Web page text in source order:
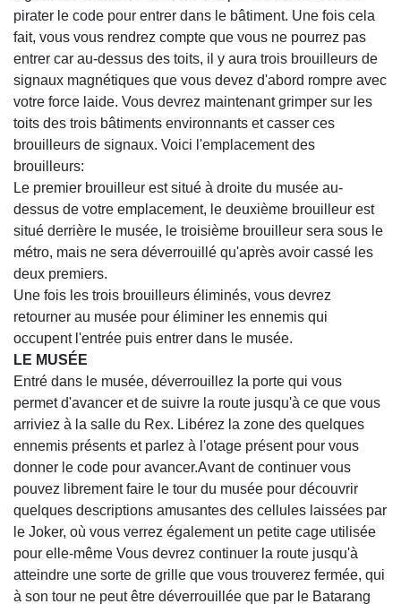
pirater le code pour entrer dans le bâtiment. Une fois cela
fait, vous vous rendrez compte que vous ne pourrez pas
entrer car au-dessus des toits, il y aura trois brouilleurs de
signaux magnétiques que vous devez d'abord rompre avec
votre force laide. Vous devrez maintenant grimper sur les
toits des trois bâtiments environnants et casser ces
brouilleurs de signaux. Voici l'emplacement des
brouilleurs:
Le premier brouilleur est situé à droite du musée au-
dessus de votre emplacement, le deuxième brouilleur est
situé derrière le musée, le troisième brouilleur sera sous le
métro, mais ne sera déverrouillé qu'après avoir cassé les
deux premiers.
Une fois les trois brouilleurs éliminés, vous devrez
retourner au musée pour éliminer les ennemis qui
occupent l'entrée puis entrer dans le musée.
LE MUSÉE
Entré dans le musée, déverrouillez la porte qui vous
permet d'avancer et de suivre la route jusqu'à ce que vous
arriviez à la salle du Rex. Libérez la zone des quelques
ennemis présents et parlez à l'otage présent pour vous
donner le code pour avancer.Avant de continuer vous
pouvez librement faire le tour du musée pour découvrir
quelques descriptions amusantes des cellules laissées par
le Joker, où vous verrez également un petite cage utilisée
pour elle-même Vous devrez continuer la route jusqu'à
atteindre une sorte de grille que vous trouverez fermée, qui
à son tour ne peut être déverrouillée que par le Batarang